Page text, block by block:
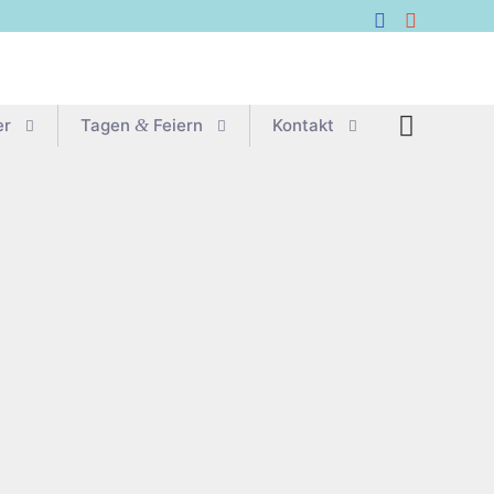
Tagen & Feiern Kon­takt